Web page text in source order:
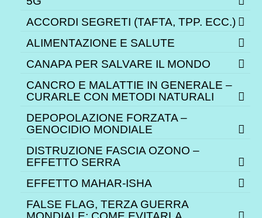
ACCORDI SEGRETI (TAFTA, TPP. ECC.)
ALIMENTAZIONE E SALUTE
CANAPA PER SALVARE IL MONDO
CANCRO E MALATTIE IN GENERALE –
CURARLE CON METODI NATURALI
DEPOPOLAZIONE FORZATA –
GENOCIDIO MONDIALE
DISTRUZIONE FASCIA OZONO –
EFFETTO SERRA
EFFETTO MAHAR-ISHA
FALSE FLAG, TERZA GUERRA